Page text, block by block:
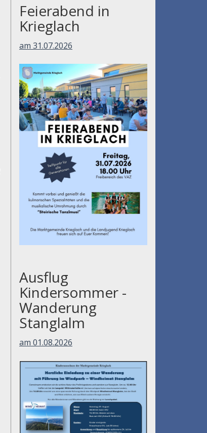
Feierabend in
Krieglach
am 31.07.2026
Ausflug
Kindersommer -
Wanderung
Stanglalm
am 01.08.2026